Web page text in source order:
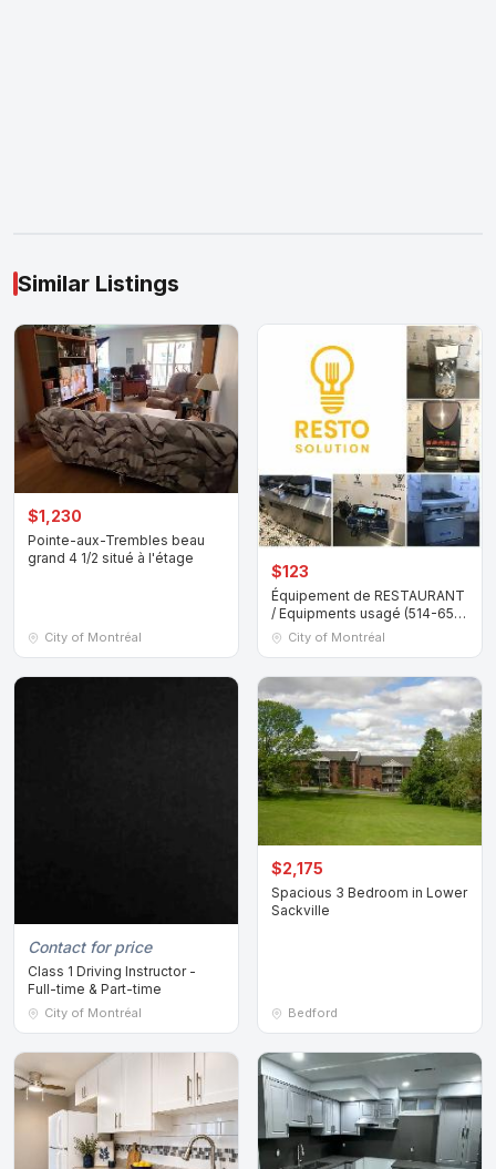
Similar Listings
$1,230
Pointe-aux-Trembles beau
grand 4 1/2 situé à l'étage
City of Montréal
$123
Équipement de RESTAURANT
/ Equipments usagé (514-655-
9653)City of Montréal
Contact for price
Class 1 Driving Instructor -
Full-time & Part-time
City of Montréal
$2,175
Spacious 3 Bedroom in Lower
Sackville
Bedford